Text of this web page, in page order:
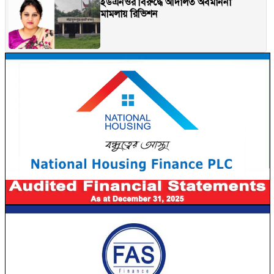
ইউএনওর বিরুদ্ধে আদালত অবমাননা
মামলায় রিভিশন